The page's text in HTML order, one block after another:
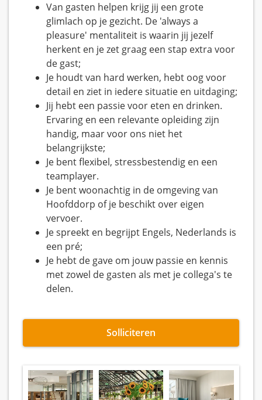
Van gasten helpen krijg jij een grote
glimlach op je gezicht. De 'always a
pleasure' mentaliteit is waarin jij jezelf
herkent en je zet graag een stap extra voor
de gast;
Je houdt van hard werken, hebt oog voor
detail en ziet in iedere situatie en uitdaging;
Jij hebt een passie voor eten en drinken.
Ervaring en een relevante opleiding zijn
handig, maar voor ons niet het
belangrijkste;
Je bent flexibel, stressbestendig en een
teamplayer.
Je bent woonachtig in de omgeving van
Hoofddorp of je beschikt over eigen
vervoer.
Je spreekt en begrijpt Engels, Nederlands is
een pré;
Je hebt de gave om jouw passie en kennis
met zowel de gasten als met je collega's te
delen.
Solliciteren